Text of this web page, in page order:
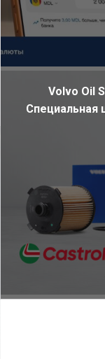
Volvo Oil
Специальная